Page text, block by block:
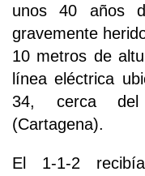
unos 40 años
gravemente
10 metros de
línea eléctrica
34, cerca del
(Cartagena).
El 1-1-2